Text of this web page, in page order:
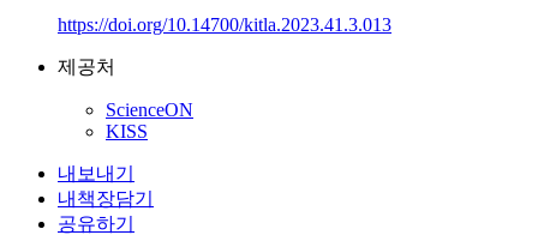
https://doi.org/10.14700/kitla.2023.41.3.013
제공처
ScienceON
KISS
내보내기
내책장담기
공유하기